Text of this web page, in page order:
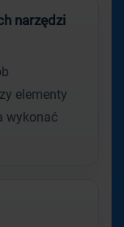
narzędzi
elementy
wykonać